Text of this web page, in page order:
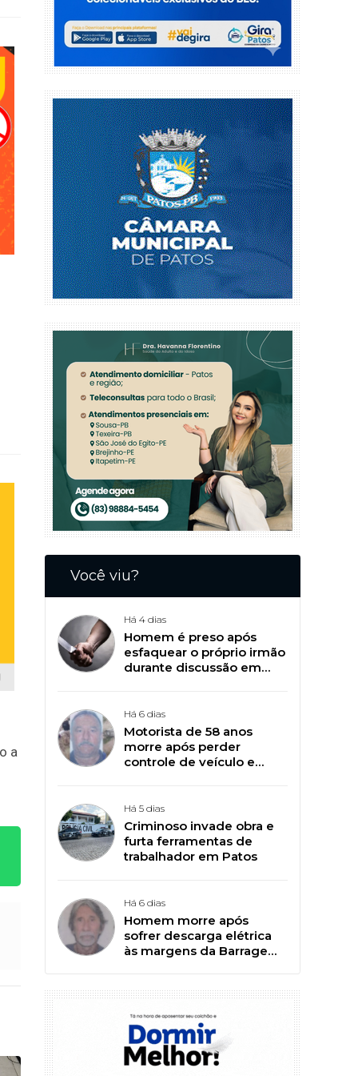
a
Você viu?
Há 4 dias
Homem é preso após
esfaquear o próprio irmão
durante discussão em
Há 6 dias
Motorista de 58 anos
morre após perder
controle de veículo e
Há 5 dias
Criminoso invade obra e
furta ferramentas de
trabalhador em Patos
Há 6 dias
Homem morre após
sofrer descarga elétrica
às margens da Barragem